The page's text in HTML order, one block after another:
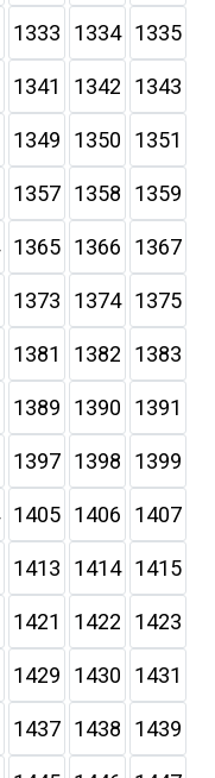
1333 1334 1335
1341 1342 1343
1349 1350 1351
1357 1358 1359
1365 1366 1367
1373 1374 1375
1381 1382 1383
1389 1390 1391
1397 1398 1399
1405 1406 1407
1413 1414 1415
1421 1422 1423
1429 1430 1431
1437 1438 1439